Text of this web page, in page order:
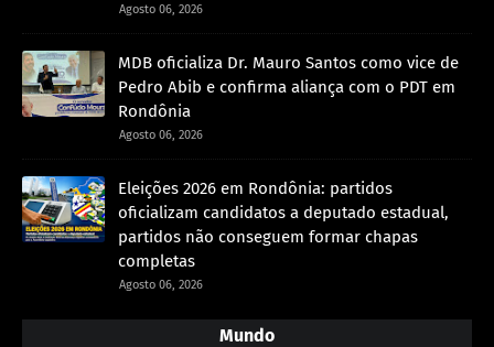
Agosto 06, 2026
MDB oficializa Dr. Mauro Santos como vice de
Pedro Abib e confirma aliança com o PDT em
Rondônia
Agosto 06, 2026
Eleições 2026 em Rondônia: partidos
oficializam candidatos a deputado estadual,
partidos não conseguem formar chapas
completas
Agosto 06, 2026
Mundo